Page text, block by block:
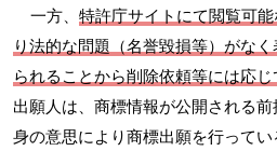
一方、 特許庁サイトにて閲覧可
り法的な問題（名誉毀損等）がな
られることから削除依頼等には応
出願人は、商標情報が公開される
身の意思により商標出願を行って